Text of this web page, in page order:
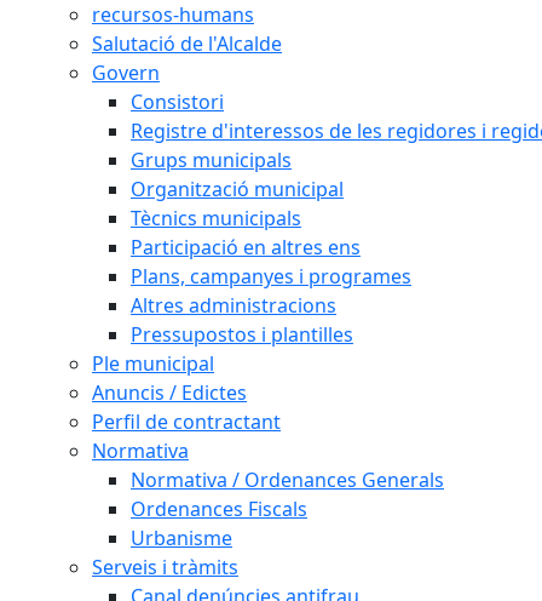
recursos-humans
Salutació de l'Alcalde
Govern
Consistori
Registre d'interessos de les regidores i
Grups municipals
Organització municipal
Tècnics municipals
Participació en altres ens
Plans, campanyes i programes
Altres administracions
Pressupostos i plantilles
Ple municipal
Anuncis / Edictes
Perfil de contractant
Normativa
Normativa / Ordenances Generals
Ordenances Fiscals
Urbanisme
Serveis i tràmits